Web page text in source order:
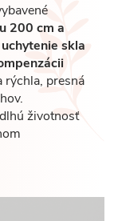
200 cm a
skla
rýchla, presná
životnosť